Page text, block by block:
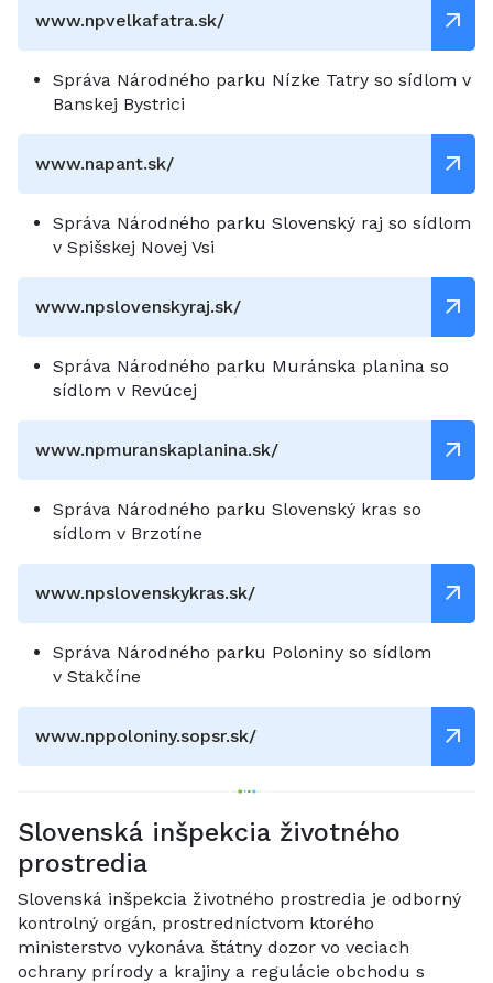
www.npvelkafatra.sk/
Správa Národného parku Nízke Tatry so sídlom v
Banskej Bystrici
www.napant.sk/
Správa Národného parku Slovenský raj so sídlom
v Spišskej Novej Vsi
www.npslovenskyraj.sk/
Správa Národného parku Muránska planina so
sídlom v Revúcej
www.npmuranskaplanina.sk/
Správa Národného parku Slovenský kras so
sídlom v Brzotíne
www.npslovenskykras.sk/
Správa Národného parku Poloniny so sídlom
v Stakčíne
www.nppoloniny.sopsr.sk/
Slovenská inšpekcia životného
prostredia
Slovenská inšpekcia životného prostredia je odborný
kontrolný orgán, prostredníctvom ktorého
ministerstvo vykonáva štátny dozor vo veciach
ochrany prírody a krajiny a regulácie obchodu s